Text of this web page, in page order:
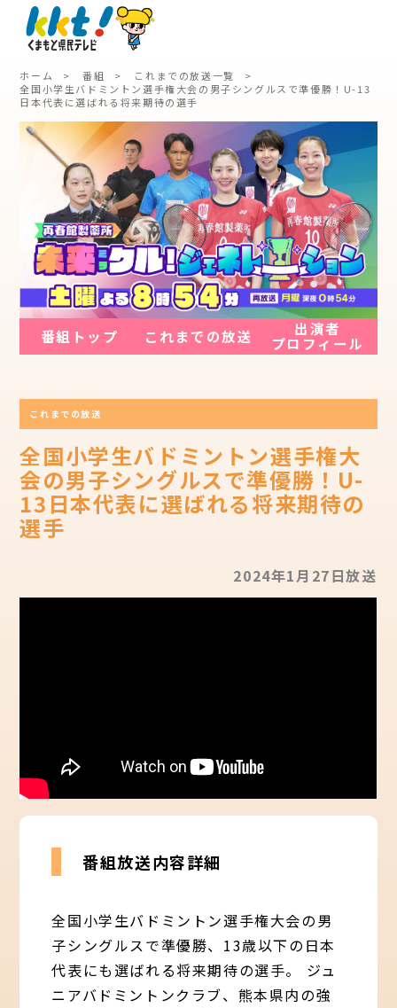
ホーム 番組
これまでの放送一覧
全国小学生バドミントン選手権大会の男子シングルスで準優勝！U-13
日本代表に選ばれる将来期待の選手
番組トップ これまでの放送 出演者
プロフィール
これまでの放送
全国小学生バドミントン選手権大
会の男子シングルスで準優勝！U-
13日本代表に選ばれる将来期待の
選手
2024年1月27日放送
番組放送内容詳細
全国小学生バドミントン選手権大会の男
子シングルスで準優勝、13歳以下の日本
代表にも選ばれる将来期待の選手。 ジュ
ニアバドミントンクラブ、熊本県内の強